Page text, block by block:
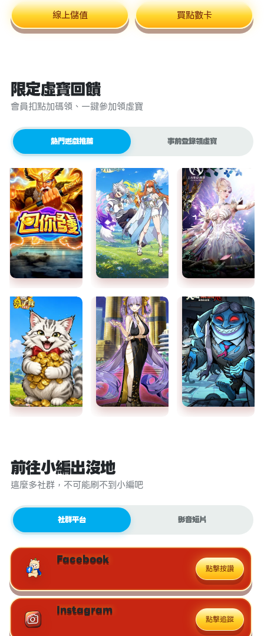
線上儲值 買點數卡
限定虛寶回饋
會員扣點加碼領、一鍵參加領虛寶
熱門遊戲推薦 事前登錄領虛寶
前往小編出沒地
這麼多社群，不可能刷不到小編吧
社群平台 影音短片
Facebook
點擊按讚
Instagram
點擊追蹤